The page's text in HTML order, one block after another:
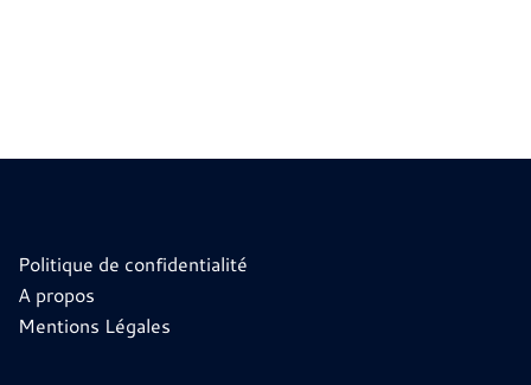
Politique de confidentialité
A propos
Mentions Légales